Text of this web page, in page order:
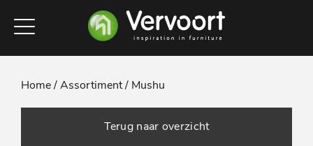
Home /Assortiment / Mushu
Terug naar overzicht